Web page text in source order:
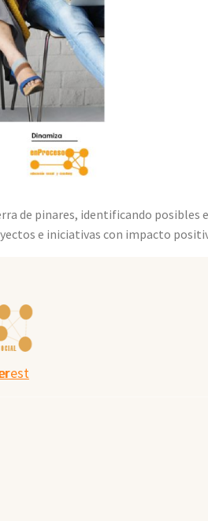
de pinares, identificando posibles
e iniciativas con impacto